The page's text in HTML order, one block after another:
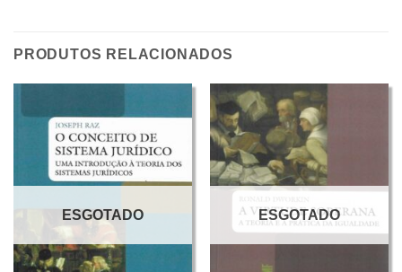
PRODUTOS RELACIONADOS
ESGOTADO ESGOTADO